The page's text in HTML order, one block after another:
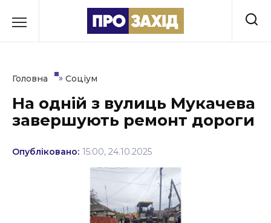
до
Культура
Освіта
Головна » Соціум
На одній з вулиць Мукачева
завершують ремонт дороги
Опубліковано: 15:00, 24.10.2025